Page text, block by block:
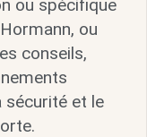
ou spécifique
ou
conseils,
sécurité et le